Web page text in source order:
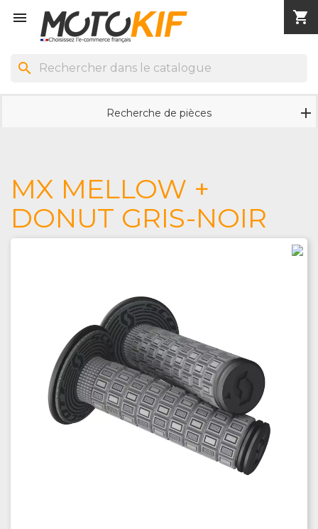
 shopping_cart
search
Recherche de pièces
MX MELLOW +
DONUT GRIS-NOIR